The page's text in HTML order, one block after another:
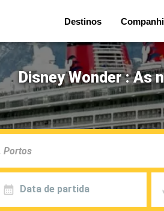
Destinos
Disney Wonder : As
Data de partida